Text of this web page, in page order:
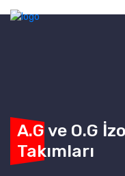
A.G ve O.G
Takımları